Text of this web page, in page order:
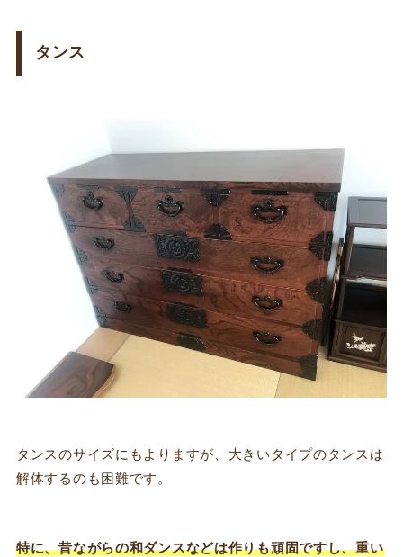
タンス
タンスのサイズにもよりますが、大きいタイプのタンスは
解体するのも困難です。
特に、昔ながらの和ダンスなどは作りも頑固ですし、重い